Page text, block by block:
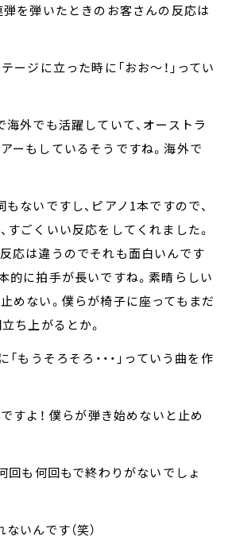
弾を弾いたときのお客さんの反応は
ージに立った時に「おお～！」ってい
海外でも活躍していて、オーストラ
ーもしているそうですね。海外で
ないですし、ピアノ1本ですので、
すごくいい反応をしてくれました。
応は違うのでそれも面白いんです
的に拍手が長いですね。素晴らしい
めない。僕らが椅子に座ってもまだ
ち上がるとか。
もうそろそろ・・・」っていう曲を作
すよ！ 僕らが弾き始めないと止め
回も何回もで終わりがないでしょ
いんです（笑）